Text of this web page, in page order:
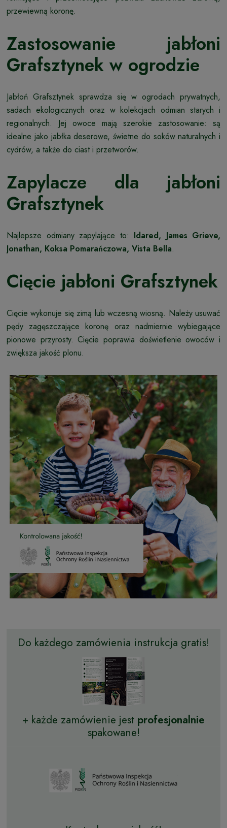
przewiewną koronę.
Zastosowanie jabłoni
Grafsztynek w ogrodzie
Jabłoń Grafsztynek sprawdza się w ogrodach prywatnych,
sadach ekologicznych oraz w kolekcjach odmian starych i
regionalnych. Jej owoce mają szerokie zastosowanie: są
idealne jako jabłka deserowe, świetne do soków naturalnych i
cydrów, a także do ciast i przetworów.
Zapylacze dla jabłoni
Grafsztynek
Najlepsze odmiany zapylające to: Idared, James Grieve,
Jonathan, Koksa Pomarańczowa, Vista Bella.
Cięcie jabłoni Grafsztynek
Cięcie wykonuje się zimą lub wczesną wiosną. Należy usuwać
pędy zagęszczające koronę oraz nadmiernie wybiegające
pionowe przyrosty. Cięcie poprawia doświetlenie owoców i
zwiększa jakość plonu.
Do każdego zamówienia instrukcja gratis!
+ każde zamówienie jest profesjonalnie
spakowane!